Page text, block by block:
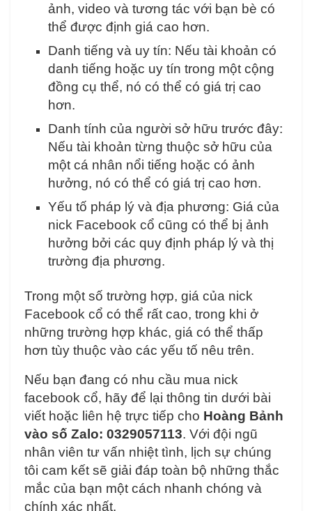
ảnh, video và tương tác với bạn bè có
thể được định giá cao hơn.
Danh tiếng và uy tín: Nếu tài khoản có
danh tiếng hoặc uy tín trong một cộng
đồng cụ thể, nó có thể có giá trị cao
hơn.
Danh tính của người sở hữu trước đây:
Nếu tài khoản từng thuộc sở hữu của
một cá nhân nổi tiếng hoặc có ảnh
hưởng, nó có thể có giá trị cao hơn.
Yếu tố pháp lý và địa phương: Giá của
nick Facebook cổ cũng có thể bị ảnh
hưởng bởi các quy định pháp lý và thị
trường địa phương.
Trong một số trường hợp, giá của nick
Facebook cổ có thể rất cao, trong khi ở
những trường hợp khác, giá có thể thấp
hơn tùy thuộc vào các yếu tố nêu trên.
Nếu bạn đang có nhu cầu mua nick
facebook cổ, hãy để lại thông tin dưới bài
viết hoặc liên hệ trực tiếp cho Hoàng Bảnh
vào số Zalo: 0329057113. Với đội ngũ
nhân viên tư vấn nhiệt tình, lịch sự chúng
tôi cam kết sẽ giải đáp toàn bộ những thắc
mắc của bạn một cách nhanh chóng và
chính xác nhất.